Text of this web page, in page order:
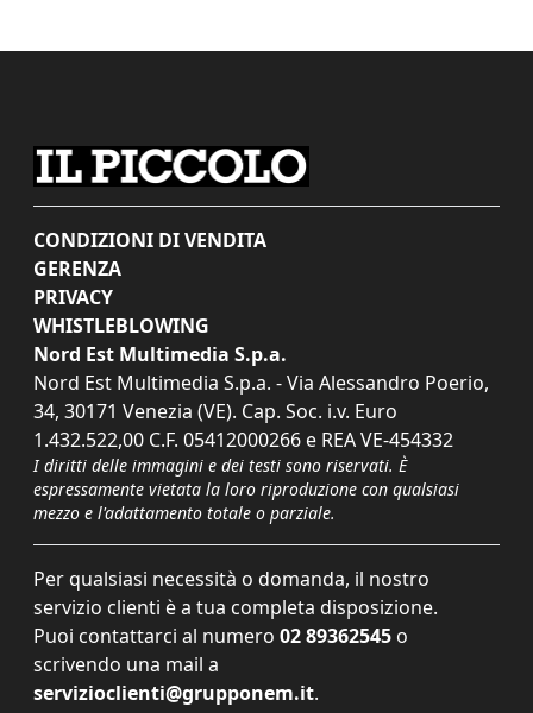
CONDIZIONI DI VENDITA
GERENZA
PRIVACY
WHISTLEBLOWING
Nord Est Multimedia S.p.a.
Nord Est Multimedia S.p.a. - Via Alessandro Poerio,
34, 30171 Venezia (VE). Cap. Soc. i.v. Euro
1.432.522,00 C.F. 05412000266 e REA VE-454332
I diritti delle immagini e dei testi sono riservati. È
espressamente vietata la loro riproduzione con qualsiasi
mezzo e l'adattamento totale o parziale.
Per qualsiasi necessità o domanda, il nostro
servizio clienti è a tua completa disposizione.
Puoi contattarci al numero 02 89362545 o
scrivendo una mail a
servizioclienti@grupponem.it.